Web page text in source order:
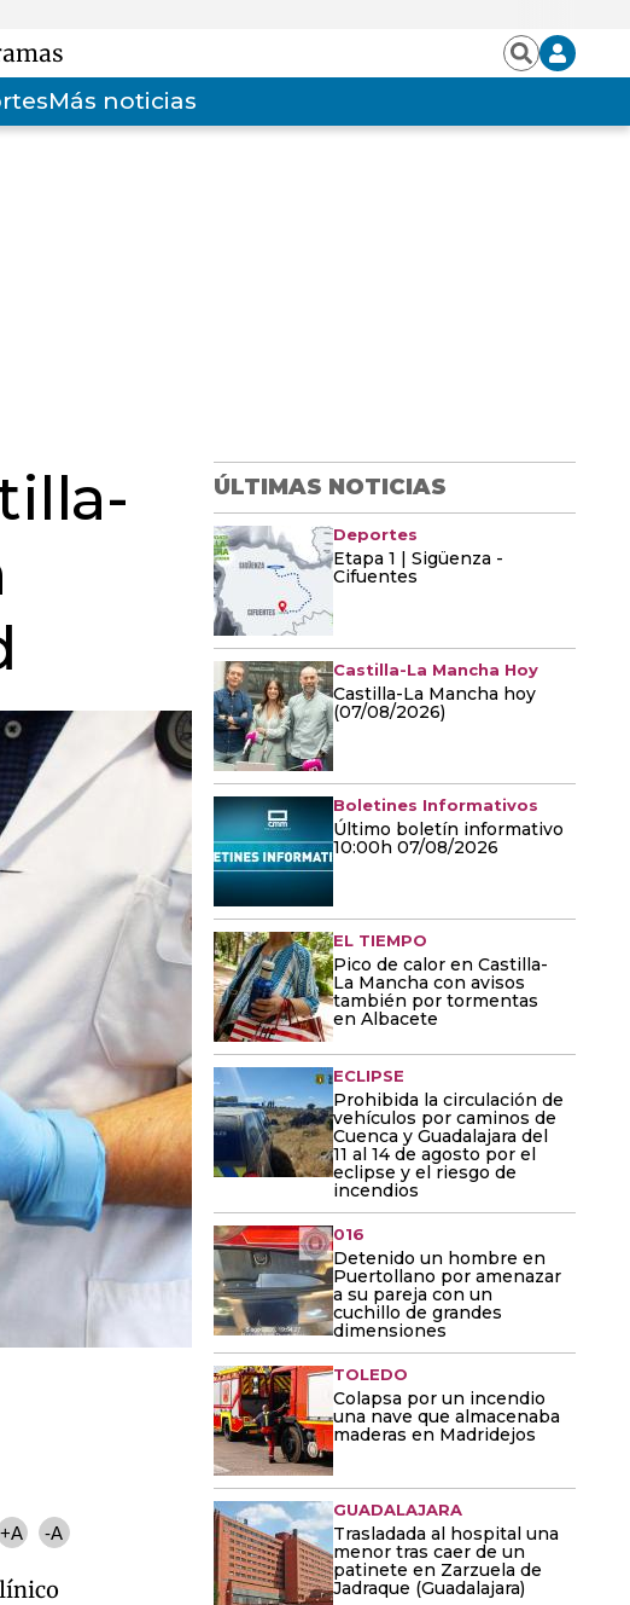
BuscarIniciar
sesión
Más noticias
+A -A
ÚLTIMAS NOTICIAS
Deportes
Etapa 1 | Sigüenza -
Cifuentes
Castilla-La Mancha Hoy
Castilla-La Mancha hoy
(07/08/2026)
Boletines Informativos
Último boletín informativo
10:00h 07/08/2026
EL TIEMPO
Pico de calor en Castilla-
La Mancha con avisos
también por tormentas
en Albacete
ECLIPSE
Prohibida la circulación de
vehículos por caminos de
Cuenca y Guadalajara del
11 al 14 de agosto por el
eclipse y el riesgo de
incendios
016
Detenido un hombre en
Puertollano por amenazar
a su pareja con un
cuchillo de grandes
dimensiones
TOLEDO
Colapsa por un incendio
una nave que almacenaba
maderas en Madridejos
GUADALAJARA
Trasladada al hospital una
menor tras caer de un
patinete en Zarzuela de
Jadraque (Guadalajara)